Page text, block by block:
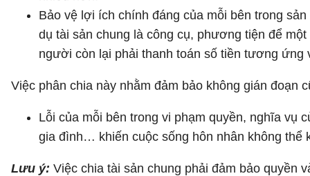
Bảo vệ lợi ích chính đáng của mỗi bên trong
dụ tài sản chung là công cụ, phương tiện để
người còn lại phải thanh toán số tiền tương ứng
Việc phân chia này nhằm đảm bảo không gián
Lỗi của mỗi bên trong vi phạm quyền, nghĩa vụ
gia đình… khiến cuộc sống hôn nhân không
Lưu ý: Việc chia tài sản chung phải đảm bảo quyền